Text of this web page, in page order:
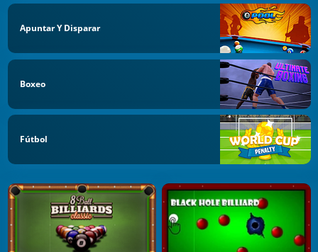
Apuntar Y Disparar
Boxeo
Fútbol